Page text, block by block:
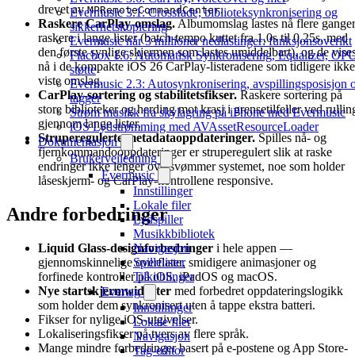
Evermusic 3.1: Crossfade, biblioteksynkronisering og
sikkerhetskopiering
Evermusic når 3 millioner nedlastinger: funksjonsoverikt
Flacbox 1.6: Automatisk Synkronisering, Equalizer,
støtte
Evermusic 2.3: Autosynkronisering, avspillingsposisjon
tagger
Strøm musikk fra skylagring på iPhone med Evermusic
iOS Lydstrømming med AVAssetResourceLoader
Dokumentasjon
Brukerveiledning
Evermusic
Innstillinger
Lokale filer
Lydspiller
Musikkbibliotek
Navigasjon
Spillelister
Tilkoblinger
Evertag
Innstillinger
Lokale filer
Navigasjon
Tag-editor
drevet avMPRemoteCommandCenter.
Raskere CarPlay-omslag. Albumomslag lastes nå flere ganger
raskere i lange lister (batch-tempo kuttet fra 1,0s til 0,25s, med
den første synlige skjermen som lastes umiddelbart), og de
nå i de kompakte iOS 26 CarPlay-listeradene som tidligere ikke
viste omslag.
CarPlay-sortering og stabilitetsfikser. Raskere sortering på
store biblioteker og herding mot krasj i grensetilfeller ved
gjennom lange lister.
Struperegulerte metadataoppdateringer. Spilles nå- og
fjernkommandooppdateringer er struperegulert slik at raske
endringer ikke lenger oversvømmer systemet, noe som holder
låseskjerm- og CarPlay-kontrollene responsive.
Andre forbedringer
Liquid Glass-designforbedringer i hele appen —
gjennomskinnelige overflater, smidigere animasjoner og
forfinede kontroller på iOS, iPadOS og macOS.
Nye startskjermwidgeter med forbedret oppdateringslogikk
som holder dem synkronisert uten å tappe ekstra batteri.
Fikser for nylige iOS-utgivelser.
Lokaliseringsfikser på tvers av flere språk.
Mange mindre forbedringer basert på e-postene og App Store-